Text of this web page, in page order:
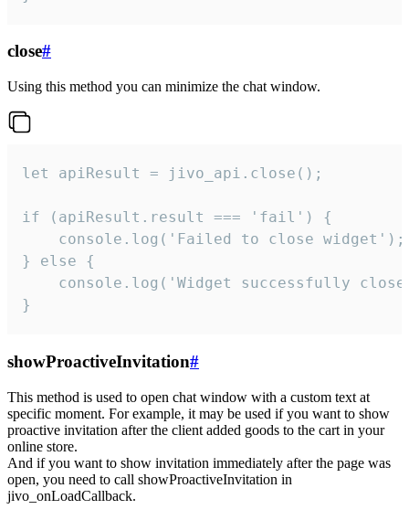
close#
Using this method you can minimize the chat window.
let apiResult = jivo_api.close();
if (apiResult.result === 'fail') {
    console.log('Failed to close widget');
} else {
console.log('Widget successfully
}
showProactiveInvitation#
This method is used to open chat window with a custom text at
specific moment. For example, it may be used if you want to show
proactive invitation after the client added goods to the cart in your
online store.
And if you want to show invitation immediately after the page was
open, you need to call showProactiveInvitation in
jivo_onLoadCallback.